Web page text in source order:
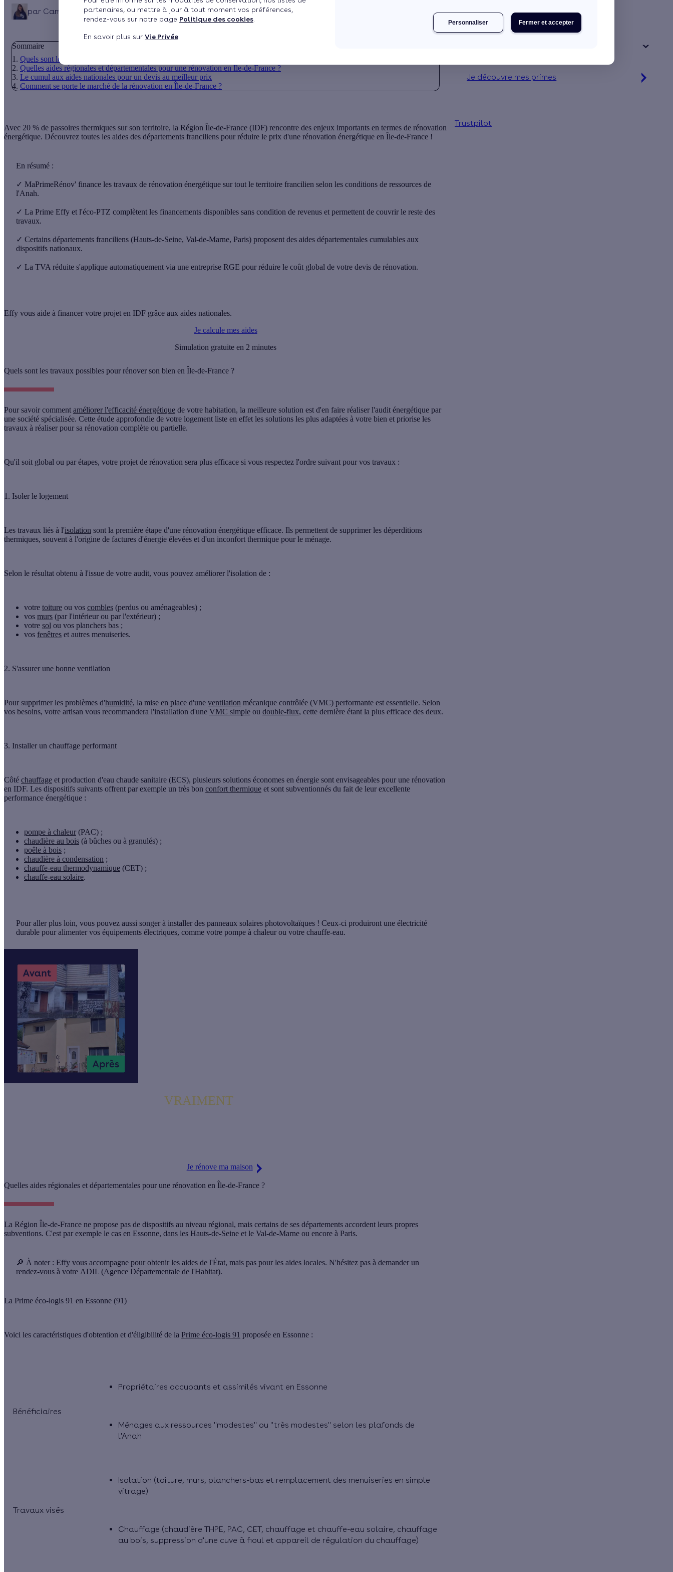
partenaires, ou mettre à jour à tout moment vos préférences,
rendez-vous sur notre page Politique des cookies
En savoir plus sur Vie Privée
Fermer et accepter
Personnaliser
par Camille Grau 7 min de lecture
Sommaire
Quels sont les travaux possibles pour rénover son bien en Île-de-France ?
Quelles aides régionales et départementales pour une rénovation en Île-de-France ?
Le cumul aux aides nationales pour un devis au meilleur prix
Comment se porte le marché de la rénovation en Île-de-France ?
Avec 20 % de passoires thermiques sur son territoire, la Région Île-de-France (IDF) rencontre des enjeux importants en termes de rénovation
énergétique. Découvrez toutes les aides des départements franciliens pour réduire le prix d'une rénovation énergétique en Île-de-France !
En résumé :
✓ MaPrimeRénov' finance les travaux de rénovation énergétique sur tout le territoire francilien selon les conditions de ressources de
l'Anah.
✓ La Prime Effy et l'éco-PTZ complètent les financements disponibles sans condition de revenus et permettent de couvrir le reste des
travaux.
✓ Certains départements franciliens (Hauts-de-Seine, Val-de-Marne, Paris) proposent des aides départementales cumulables aux
dispositifs nationaux.
✓ La TVA réduite s'applique automatiquement via une entreprise RGE pour réduire le coût global de votre devis de rénovation.
Effy vous aide à financer votre projet en IDF grâce aux aides nationales.
Je calcule mes aides
Simulation gratuite en 2 minutes
Quels sont les travaux possibles pour rénover son bien en Île-de-France ?
Pour savoir comment améliorer l'efficacité énergétique de votre habitation, la meilleure solution est d'en faire réaliser l'audit énergétique par
une société spécialisée. Cette étude approfondie de votre logement liste en effet les solutions les plus adaptées à votre bien et priorise les
travaux à réaliser pour sa rénovation complète ou partielle.
Qu'il soit global ou par étapes, votre projet de rénovation sera plus efficace si vous respectez l'ordre suivant pour vos travaux :
1. Isoler le logement
Les travaux liés à l'isolation sont la première étape d'une rénovation énergétique efficace. Ils permettent de supprimer les déperditions
thermiques, souvent à l'origine de factures d'énergie élevées et d'un inconfort thermique pour le ménage.
Selon le résultat obtenu à l'issue de votre audit, vous pouvez améliorer l'isolation de :
votre toiture ou vos combles (perdus ou aménageables) ;
vos murs (par l'intérieur ou par l'extérieur) ;
votre sol ou vos planchers bas ;
vos fenêtres et autres menuiseries.
2. S'assurer une bonne ventilation
Pour supprimer les problèmes d'humidité, la mise en place d'une ventilation mécanique contrôlée (VMC) performante est essentielle. Selon
vos besoins, votre artisan vous recommandera l'installation d'une VMC simple ou double-flux, cette dernière étant la plus efficace des deux.
3. Installer un chauffage performant
Côté chauffage et production d'eau chaude sanitaire (ECS), plusieurs solutions économes en énergie sont envisageables pour une rénovation
en IDF. Les dispositifs suivants offrent par exemple un très bon confort thermique et sont subventionnés du fait de leur excellente
performance énergétique :
pompe à chaleur (PAC) ;
chaudière au bois (à bûches ou à granulés) ;
poêle à bois ;
chaudière à condensation ;
chauffe-eau thermodynamique (CET) ;
chauffe-eau solaire.
Pour aller plus loin, vous pouvez aussi songer à installer des panneaux solaires photovoltaïques ! Ceux-ci produiront une électricité
durable pour alimenter vos équipements électriques, comme votre pompe à chaleur ou votre chauffe-eau.
VRAIMENT
Je rénove ma maison
Quelles aides régionales et départementales pour une rénovation en Île-de-France ?
La Région Île-de-France ne propose pas de dispositifs au niveau régional, mais certains de ses départements accordent leurs propres
subventions. C'est par exemple le cas en Essonne, dans les Hauts-de-Seine et le Val-de-Marne ou encore à Paris.
🔎 À noter : Effy vous accompagne pour obtenir les aides de l'État, mais pas pour les aides locales. N'hésitez pas à demander un
rendez-vous à votre ADIL (Agence Départementale de l'Habitat).
La Prime éco-logis 91 en Essonne (91)
Voici les caractéristiques d'obtention et d'éligibilité de la Prime éco-logis 91 proposée en Essonne :
Bénéficiaires
Propriétaires occupants et assimilés vivant en Essonne
Ménages aux ressources "modestes" ou "très modestes" selon les plafonds de
l'Anah
Travaux visés
Isolation (toiture, murs, planchers-bas et remplacement des menuiseries en simple
vitrage)
Chauffage (chaudière THPE, PAC, CET, chauffage et chauffe-eau solaire, chauffage
au bois, suppression d'une cuve à fioul et appareil de régulation du chauffage)
Une maison
Un appartement
Votre logement a été construit :
Je découvre mes primes
Trustpilot